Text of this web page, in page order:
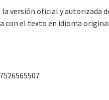
versión oficial y autorizada
con el texto en idioma